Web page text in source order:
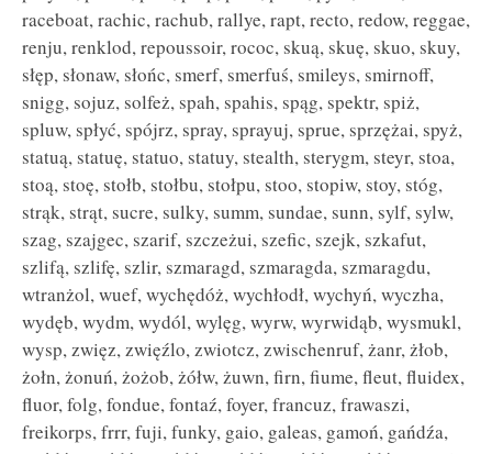
raceboat, rachic, rachub, rallye, rapt, recto, redow, reggae,
renju, renklod, repoussoir, rococ, skuą, skuę, skuo, skuy,
słęp, słonaw, słońc, smerf, smerfuś, smileys, smirnoff,
snigg, sojuz, solfeż, spah, spahis, spąg, spektr, spiż,
spluw, spłyć, spójrz, spray, sprayuj, sprue, sprzężai, spyż,
statuą, statuę, statuo, statuy, stealth, sterygm, steyr, stoa,
stoą, stoę, stołb, stołbu, stołpu, stoo, stopiw, stoy, stóg,
strąk, strąt, sucre, sulky, summ, sundae, sunn, sylf, sylw,
szag, szajgec, szarif, szczeżui, szefic, szejk, szkafut,
szlifą, szlifę, szlir, szmaragd, szmaragda, szmaragdu,
wtranżol, wuef, wychędóż, wychłodł, wychyń, wyczha,
wydęb, wydm, wydól, wylęg, wyrw, wyrwidąb, wysmukl,
wysp, zwięz, zwięźlo, zwiotcz, zwischenruf, żanr, żłob,
żołn, żonuń, żożob, żółw, żuwn, firn, fiume, fleut, fluidex,
fluor, folg, fondue, fontaź, foyer, francuz, frawaszi,
freikorps, frrr, fuji, funky, gaio, galeas, gamoń, gańdźa,